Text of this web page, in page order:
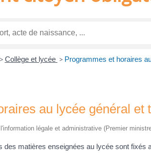
> Collège et lycée > Programmes et horaires
au lycée général et
légale et administrative (Premier
des matières enseignées au lycée sont fixés